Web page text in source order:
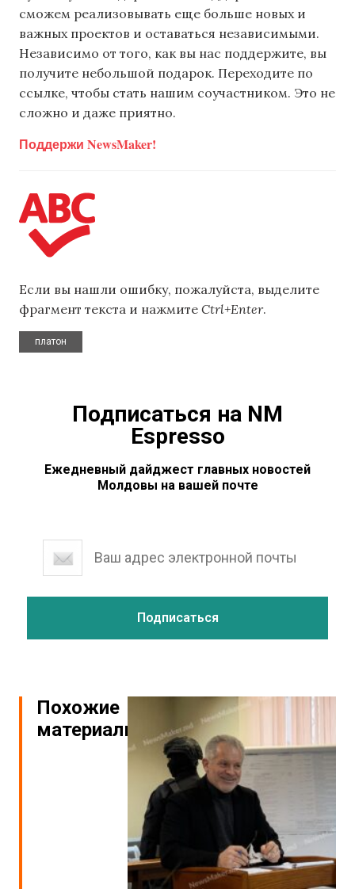
сможем реализовывать еще больше новых и
важных проектов и оставаться независимыми.
Независимо от того, как вы нас поддержите, вы
получите небольшой подарок. Переходите по
ссылке, чтобы стать нашим соучастником. Это не
сложно и даже приятно.
Поддержи NewsMaker!
Если вы нашли ошибку, пожалуйста, выделите
фрагмент текста и нажмите Ctrl+Enter.
платон
Подписаться на NM
Espresso
Ежедневный дайджест главных новостей
Молдовы на вашей почте
Похожие
материалы